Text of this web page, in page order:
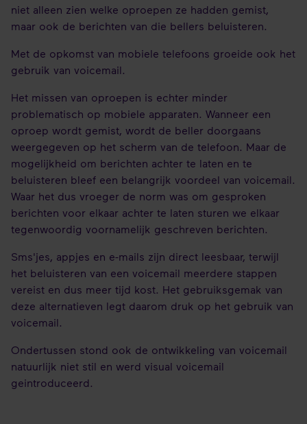
niet alleen zien welke oproepen ze hadden gemist,
maar ook de berichten van die bellers beluisteren.
Met de opkomst van mobiele telefoons groeide ook het
gebruik van voicemail.
Het missen van oproepen is echter minder
problematisch op mobiele apparaten. Wanneer een
oproep wordt gemist, wordt de beller doorgaans
weergegeven op het scherm van de telefoon. Maar de
mogelijkheid om berichten achter te laten en te
beluisteren bleef een belangrijk voordeel van voicemail.
Waar het dus vroeger de norm was om gesproken
berichten voor elkaar achter te laten sturen we elkaar
tegenwoordig voornamelijk geschreven berichten.
Sms'jes, appjes en e-mails zijn direct leesbaar, terwijl
het beluisteren van een voicemail meerdere stappen
vereist en dus meer tijd kost. Het gebruiksgemak van
deze alternatieven legt daarom druk op het gebruik van
voicemail.
Ondertussen stond ook de ontwikkeling van voicemail
natuurlijk niet stil en werd visual voicemail
geintroduceerd.